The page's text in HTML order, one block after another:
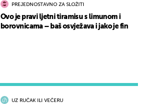
UZ RUČAK ILI VEČERU
PREJEDNOSTAVNO ZA SLOŽITI
Ovo je pravi ljetni tiramisu s limunom i
borovnicama – baš osvježava i jako je fin